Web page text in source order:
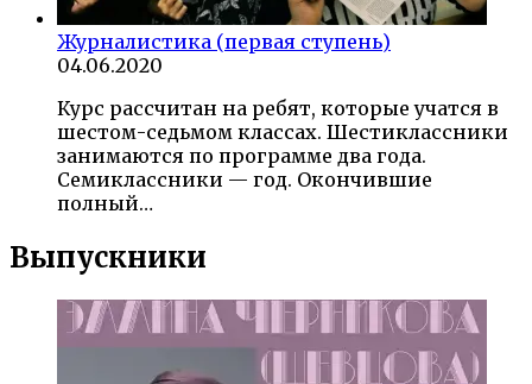
Журналистика (первая ступень)
04.06.2020
Курс рассчитан на ребят, которые учатся в
шестом-седьмом классах. Шестиклассники
занимаются по программе два года.
Семиклассники — год. Окончившие
полный…
Выпускники